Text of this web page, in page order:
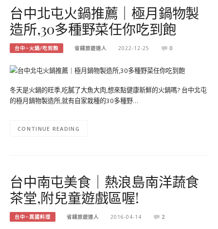
台中北屯火鍋推薦｜極月鍋物製
造所,30多種野菜任你吃到飽
台中~火鍋/吃到飽 省錢旅遊達人 2022-12-25 0
冬天是火鍋的旺季,吃膩了大魚大肉,想來點健康新鮮的火鍋嗎? 台中北屯
的極月鍋物製造所,就有自家栽種的30多種野…
CONTINUE READING
台中南屯美食｜熱浪島南洋蔬食
茶堂,附兒童遊戲區喔!
台中~異國料理 省錢旅遊達人 2016-04-14 2